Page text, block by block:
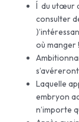
Í du utœur
consulter
où manger !
Laquelle
embryon
n’importe